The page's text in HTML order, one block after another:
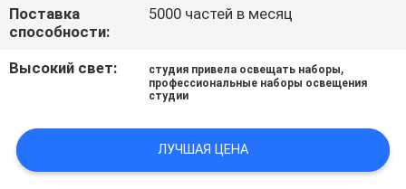
СЛУЧАИ
САЙТА
Поставка
способности:
5000 частей в месяц
Высокий свет: студия привела освещать наборы,
профессиональные наборы освещения
студии
ЛУЧШАЯ ЦЕНА